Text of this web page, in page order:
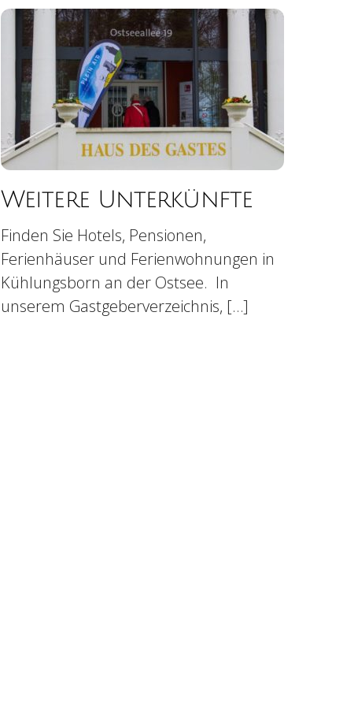
Weitere Unterkünfte
Finden Sie Hotels, Pensionen,
Ferienhäuser und Ferienwohnungen in
Kühlungsborn an der Ostsee. In
unserem Gastgeberverzeichnis, […]